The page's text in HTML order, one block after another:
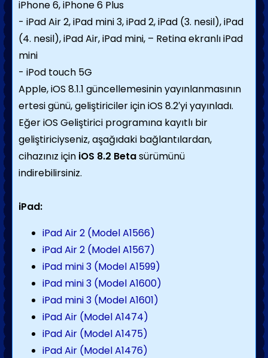
iPhone 6, iPhone 6 Plus
- iPad Air 2, iPad mini 3, iPad 2, iPad (3. nesil), iPad
(4. nesil), iPad Air, iPad mini, – Retina ekranlı iPad
mini
- iPod touch 5G
Apple, iOS 8.1.1 güncellemesinin yayınlanmasının
ertesi günü, geliştiriciler için iOS 8.2′yi yayınladı.
Eğer iOS Geliştirici programına kayıtlı bir
geliştiriciyseniz, aşağıdaki bağlantılardan,
cihazınız için iOS 8.2 Betasürümünü
indirebilirsiniz.
iPad:
iPad Air 2 (Model A1566)
iPad Air 2 (Model A1567)
iPad mini 3 (Model A1599)
iPad mini 3 (Model A1600)
iPad mini 3 (Model A1601)
iPad Air (Model A1474)
iPad Air (Model A1475)
iPad Air (Model A1476)